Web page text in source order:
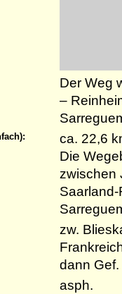
Der Weg
–
ca. 22,6
Die
zwischen
zw.
dann
asph.